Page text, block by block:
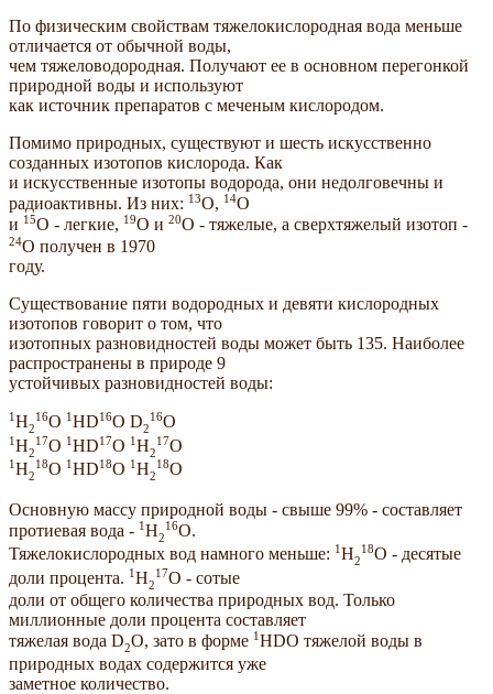
По физическим свойствам тяжелокислородная вода меньше
отличается от обычной воды,
чем тяжеловодородная. Получают ее в основном перегонкой
природной воды и используют
как источник препаратов с меченым кислородом.
Помимо природных, существуют и шесть искусственно
созданных изотопов кислорода. Как
и искусственные изотопы водорода, они недолговечны и
радиоактивны. Из них: 13O, 14O
и 15O - легкие, 19O и 20O - тяжелые, а сверхтяжелый изотоп -
24O получен в 1970
году.
Существование пяти водородных и девяти кислородных
изотопов говорит о том, что
изотопных разновидностей воды может быть 135. Наиболее
распространены в природе 9
устойчивых разновидностей воды:
1H2
16O 1HD16O D2
16O
1H2
17O 1HD17O 1H2
17O
1H2
18O 1HD18O 1H2
18O
Основную массу природной воды - свыше 99% - составляет
протиевая вода - 1H2
16O.
Тяжелокислородных вод намного меньше: 1H2
18O - десятые
доли процента. 1H2
17O - сотые
доли от общего количества природных вод. Только
миллионные доли процента составляет
тяжелая вода D2O, зато в форме 1 HDO тяжелой воды в
природных водах содержится уже
заметное количество.